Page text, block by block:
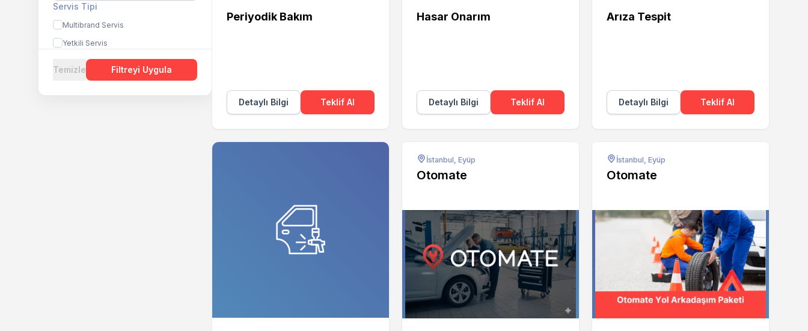
Servis Tipi
Multibrand Servis
Yetkili Servis
Temizle Filtreyi Uygula
Periyodik Bakım
Detaylı Bilgi Teklif Al
Hasar Onarım
Detaylı Bilgi Teklif Al
Arıza Tespit
Detaylı Bilgi Teklif Al
İstanbul, Eyüp
Otomate
İstanbul, Eyüp
Otomate